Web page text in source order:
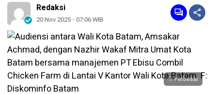
Redaksi
20 Nov 2025 - 07:06 WIB
Perbesar